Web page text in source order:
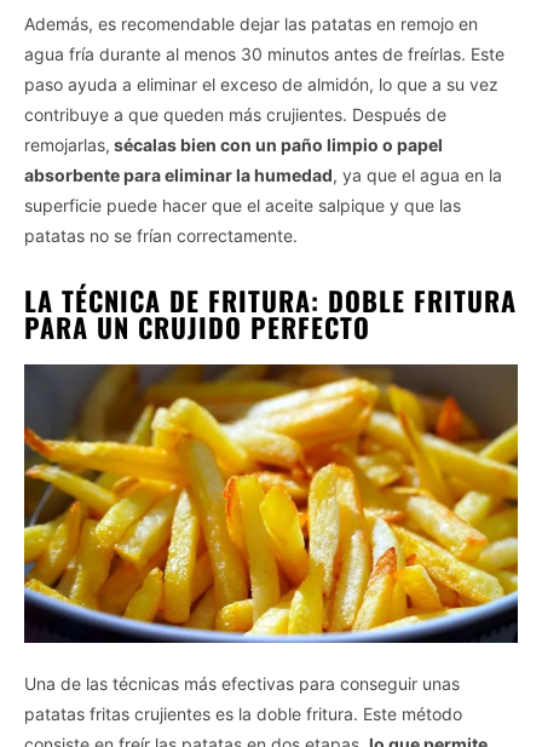
Además, es recomendable dejar las patatas en remojo en
agua fría durante al menos 30 minutos antes de freírlas. Este
paso ayuda a eliminar el exceso de almidón, lo que a su vez
contribuye a que queden más crujientes. Después de
remojarlas, sécalas bien con un paño limpio o papel
absorbente para eliminar la humedad, ya que el agua en la
superficie puede hacer que el aceite salpique y que las
patatas no se frían correctamente.
LA TÉCNICA DE FRITURA: DOBLE FRITURA
PARA UN CRUJIDO PERFECTO
Una de las técnicas más efectivas para conseguir unas
patatas fritas crujientes es la doble fritura. Este método